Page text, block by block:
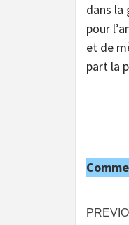
dans la
pour
et de
part la